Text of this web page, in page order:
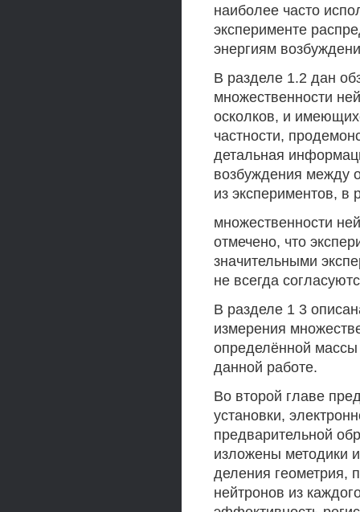
наиболее часто
эксперименте
энергиям
В разделе 1.2 дан
множественности
осколков, и
частности,
детальная
возбуждения между
из экспериментов, в
множественности
отмечено, что
значительными
не всегда
В разделе 1 3
измерения
определённой массы
данной работе.
Во второй главе
установки,
предварительной
изложены методики
деления геометрия,
нейтронов из